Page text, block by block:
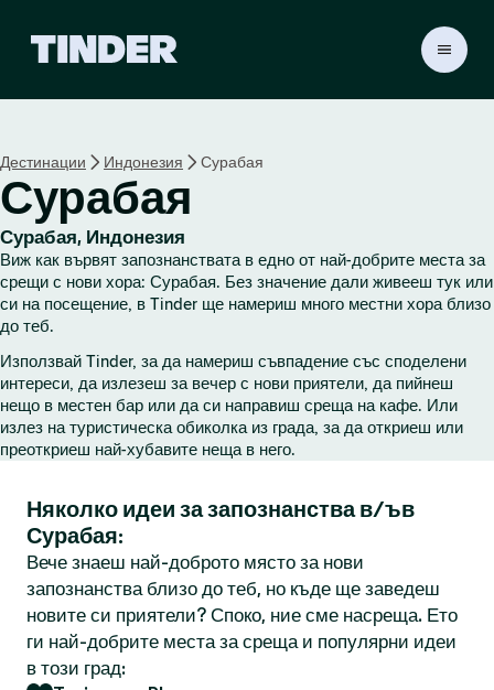
r
Н
а
ч
а
л
о
Дестинации Индонезия Сурабая
Сурабая
Сурабая, Индонезия
Виж как вървят запознанствата в едно от най-добрите места за
срещи с нови хора: Сурабая. Без значение дали живееш тук или
си на посещение, в Tinder ще намериш много местни хора близо
до теб.
Използвай Tinder, за да намериш съвпадение със споделени
интереси, да излезеш за вечер с нови приятели, да пийнеш
нещо в местен бар или да си направиш среща на кафе. Или
излез на туристическа обиколка из града, за да откриеш или
преоткриеш най-хубавите неща в него.
Няколко идеи за запознанства в/ъв
Сурабая:
Вече знаеш най-доброто място за нови
запознанства близо до теб, но къде ще заведеш
новите си приятели? Споко, ние сме насреща. Ето
ги най-добрите места за среща и популярни идеи
в този град: